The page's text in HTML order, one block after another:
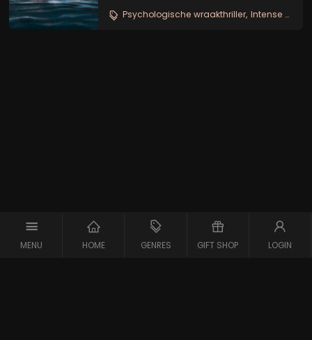
MENU HOME GENRES GIFT SHOP LOGIN
lange verblijf in de gevangenis. Hij richt
zich tot...
Psychologische wraakthriller Intense gezinsterreur